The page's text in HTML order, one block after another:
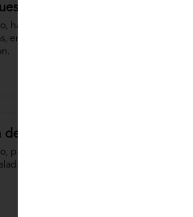
hamburguesa de
ensaladas, papas al
de pollo
pollo deshilachado,
papas al hilo a